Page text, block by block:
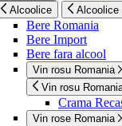
Alcoolice Alcoolice
Bere Romania
Bere Import
Bere fara alcool
Vin rosu Romania
Vin rosu
Crama
Vin rose Romania